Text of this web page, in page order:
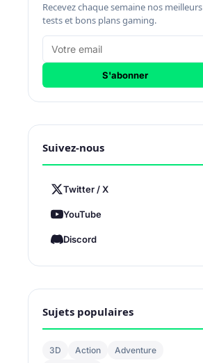
Recevez chaque semaine nos meilleurs
tests et bons plans gaming.
S'abonner
Suivez-nous
Twitter / X
YouTube
Discord
Sujets populaires
3D Action
Adventure